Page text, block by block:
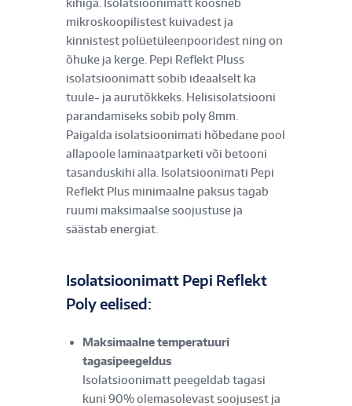
mikroskoopilistest kuivadest ja
kinnistest polüetüleenpooridest ning on
õhuke ja kerge. Pepi Reflekt Pluss
isolatsioonimatt sobib ideaalselt ka
tuule- ja aurutõkkeks. Helisisolatsiooni
parandamiseks sobib poly 8mm.
Paigalda isolatsioonimati hõbedane pool
allapoole laminaatparketi või betooni
tasanduskihi alla. Isolatsioonimati Pepi
Reflekt Plus minimaalne paksus tagab
ruumi maksimaalse soojustuse ja
säästab energiat.
Isolatsioonimatt Pepi Reflekt
Poly eelised:​​
Maksimaalne temperatuuri
tagasipeegeldus
Isolatsioonimatt peegeldab tagasi
kuni 90% olemasolevast soojusest ja